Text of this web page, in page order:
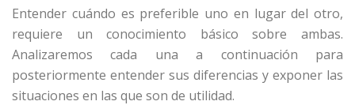
Entender cuándo es preferible uno en lugar del otro,
requiere un conocimiento básico sobre ambas.
Analizaremos cada una a continuación para
posteriormente entender sus diferencias y exponer las
situaciones en las que son de utilidad.